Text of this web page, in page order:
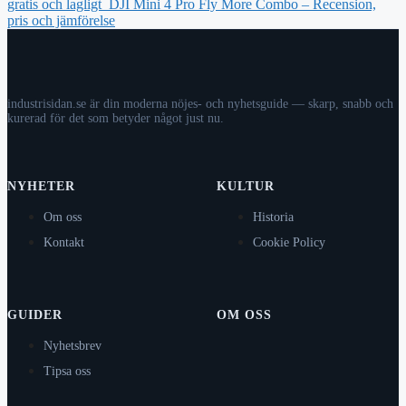
gratis och lagligt
DJI Mini 4 Pro Fly More Combo – Recension,
pris och jämförelse
industrisidan.se är din moderna nöjes- och nyhetsguide — skarp, snabb och
kurerad för det som betyder något just nu.
NYHETER
Om oss
Kontakt
KULTUR
Historia
Cookie Policy
GUIDER
Nyhetsbrev
Tipsa oss
OM OSS